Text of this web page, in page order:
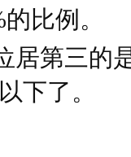
比例。
居第三的
下了。